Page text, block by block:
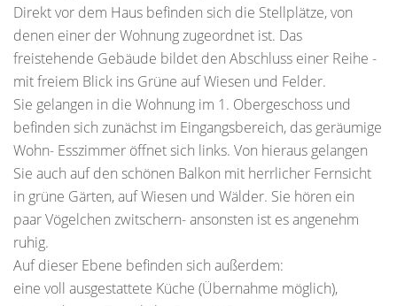
Direkt vor dem Haus befinden sich die Stellplätze, von
denen einer der Wohnung zugeordnet ist. Das
freistehende Gebäude bildet den Abschluss einer Reihe -
mit freiem Blick ins Grüne auf Wiesen und Felder.
Sie gelangen in die Wohnung im 1. Obergeschoss und
befinden sich zunächst im Eingangsbereich, das geräumige
Wohn- Esszimmer öffnet sich links. Von hieraus gelangen
Sie auch auf den schönen Balkon mit herrlicher Fernsicht
in grüne Gärten, auf Wiesen und Wälder. Sie hören ein
paar Vögelchen zwitschern- ansonsten ist es angenehm
ruhig.
Auf dieser Ebene befinden sich außerdem:
eine voll ausgestattete Küche (Übernahme möglich),